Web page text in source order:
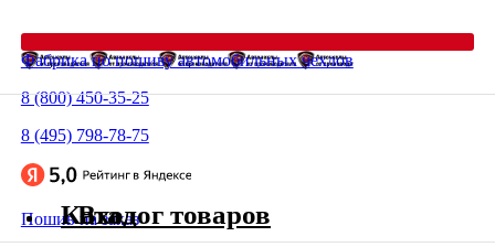
Фабрика по пошиву автомобильных чехлов
8 (800) 450-35-25
8 (495) 798-78-75
Пошив на заказ
Каталог товаров
Вход